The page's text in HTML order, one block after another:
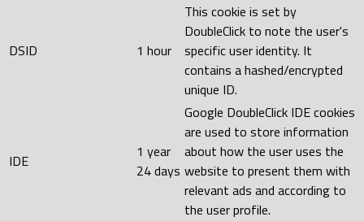
DSID 1 hour
This cookie is set by
DoubleClick to note the user's
specific user identity. It
contains a hashed/encrypted
unique ID.
IDE
1 year
24 days
Google DoubleClick IDE cookies
are used to store information
about how the user uses the
website to present them with
relevant ads and according to
the user profile.